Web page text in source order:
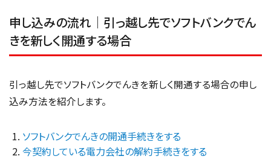
申し込みの流れ｜引っ越し先でソフトバンクでん
きを新しく開通する場合
引っ越し先でソフトバンクでんきを新しく開通する場合の申し
込み方法を紹介します。
ソフトバンクでんきの開通手続きをする
今契約している電力会社の解約手続きをする